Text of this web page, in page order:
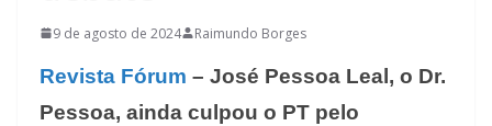
9 de agosto de 2024 Raimundo Borges
Revista Fórum – José Pessoa Leal, o Dr.
Pessoa, ainda culpou o PT pelo